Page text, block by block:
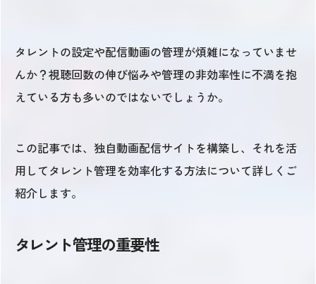
タレントの設定や配信動画の管理が煩雑になっていませ
んか？視聴回数の伸び悩みや管理の非効率性に不満を抱
えている方も多いのではないでしょうか。
この記事では、独自動画配信サイトを構築し、それを活
用してタレント管理を効率化する方法について詳しくご
紹介します。
タレント管理の重要性